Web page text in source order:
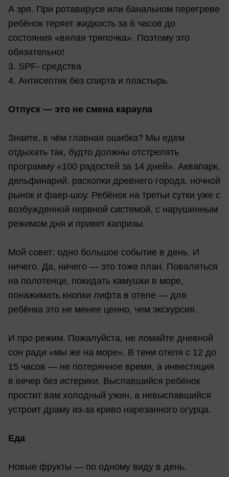
А зря. При ротавирусе или банальном перегреве
ребёнок теряет жидкость за 6 часов до
состояния «вялая тряпочка». Поэтому это
обязательно!
3. SPF- средства
4. Антисептик без спирта и пластырь.
Отпуск — это не смена караула
Знаете, в чём главная ошибка? Мы едем
отдыхать так, будто должны отстрелять
программу «100 радостей за 14 дней». Аквапарк,
дельфинарий, раскопки древнего города, ночной
рынок и фаер-шоу. Ребёнок на третьи сутки уже с
возбужденной нервной системой, с нарушенным
режимом дня и привет капризы.
Мой совет: одно большое событие в день. И
ничего. Да, ничего — это тоже план. Поваляться
на полотенце, покидать камушки в море,
понажимать кнопки лифта в отеле — для
ребёнка это не менее ценно, чем экскурсия.
И про режим. Пожалуйста, не ломайте дневной
сон ради «мы же на море». В тени отеля с 12 до
15 часов — не потерянное время, а инвестиция
в вечер без истерики. Выспавшийся ребёнок
простит вам холодный ужин, а невыспавшийся
устроит драму из-за криво нарезанного огурца.
Еда
Новые фрукты — по одному виду в день.